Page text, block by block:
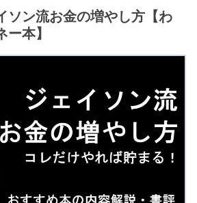
ソン流お金の増やし方【わ
本】